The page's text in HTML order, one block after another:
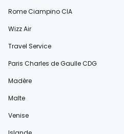
Rome Ciampino CIA
Wizz Air
Travel Service
Paris Charles de Gaulle CDG
Madère
Malte
Venise